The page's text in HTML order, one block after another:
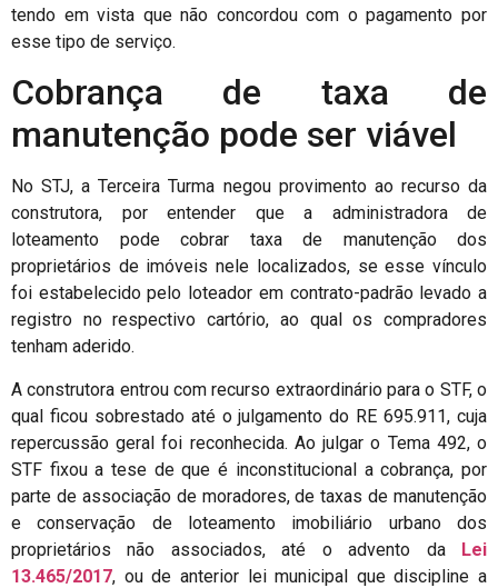
tendo em vista que não concordou com o pagamento por
esse tipo de serviço.
Cobrança de taxa de
manutenção pode ser viável
No STJ, a Terceira Turma negou provimento ao recurso da
construtora, por entender que a administradora de
loteamento pode cobrar taxa de manutenção dos
proprietários de imóveis nele localizados, se esse vínculo
foi estabelecido pelo loteador em contrato-padrão levado a
registro no respectivo cartório, ao qual os compradores
tenham aderido.
A construtora entrou com recurso extraordinário para o STF, o
qual ficou sobrestado até o julgamento do RE 695.911, cuja
repercussão geral foi reconhecida. Ao julgar o Tema 492, o
STF fixou a tese de que é inconstitucional a cobrança, por
parte de associação de moradores, de taxas de manutenção
e conservação de loteamento imobiliário urbano dos
proprietários não associados, até o advento da Lei
13.465/2017, ou de anterior lei municipal que discipline a